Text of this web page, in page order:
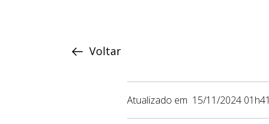
Voltar
Atualizado em 15/11/2024 01h41